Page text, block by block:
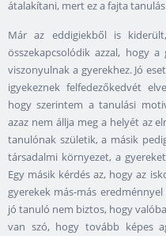
átalakítani, mert ez a fajta tanulás
Már az eddigiekből is
összekapcsolódik azzal, hogy
viszonyulnak a gyerekhez. Jó
igyekeznek felfedezőkedvét
hogy szerintem a tanulási
azaz nem állja meg a helyét az
tanulónak születik, a másik
társadalmi környezet, a
Egy másik kérdés az, hogy az
gyerekek más-más
jó tanuló nem biztos, hogy
van szó, hogy tovább képes